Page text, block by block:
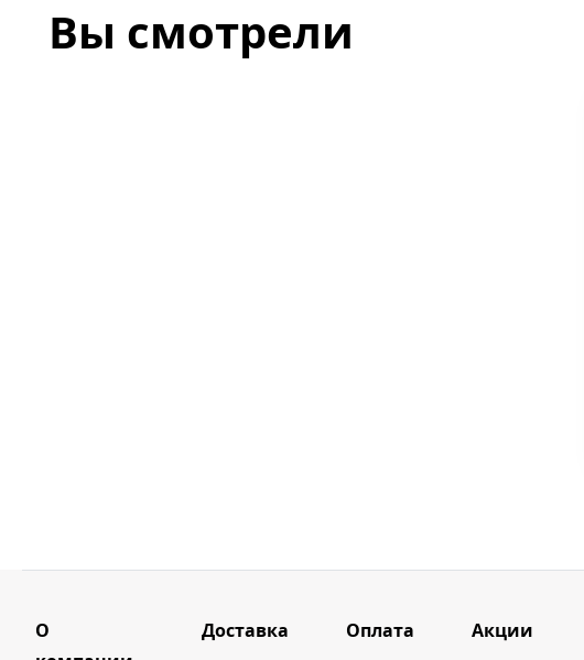
Вы смотрели
О
Доставка Оплата Акции